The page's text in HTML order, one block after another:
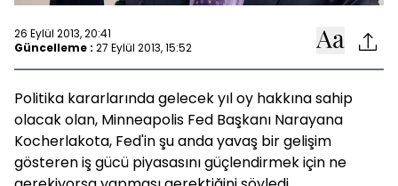
26 Eylül 2013, 20:41
Güncelleme : 27 Eylül 2013, 15:52
Politika kararlarında gelecek yıl oy hakkına sahip
olacak olan, Minneapolis Fed Başkanı Narayana
Kocherlakota, Fed'in şu anda yavaş bir gelişim
gösteren iş gücü piyasasını güçlendirmek için ne